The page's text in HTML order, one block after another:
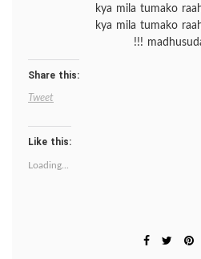
kya mila tumako
kya mila tumako
!!!
Share this:
Tweet
Like this:
Loading...